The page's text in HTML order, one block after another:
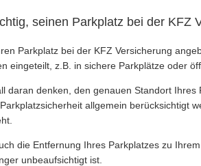
seinen Parkplatz bei der KFZ
Parkplatz bei der KFZ Versicherung
eingeteilt, z.B. in sichere Parkplätze oder
daran denken, den genauen Standort
allgemein berücksichtigt
die Entfernung Ihres Parkplatzes zu
unbeaufsichtigt ist.